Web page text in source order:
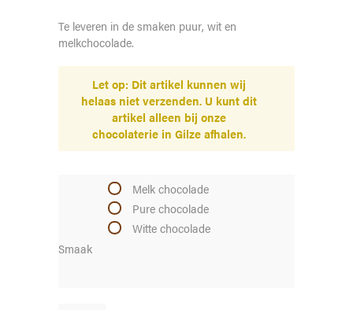
Te leveren in de smaken puur, wit en
melkchocolade.
Let op: Dit artikel kunnen wij
helaas niet verzenden. U kunt dit
artikel alleen bij onze
chocolaterie in Gilze afhalen.
Smaak
Melk chocolade
Pure chocolade
Witte chocolade